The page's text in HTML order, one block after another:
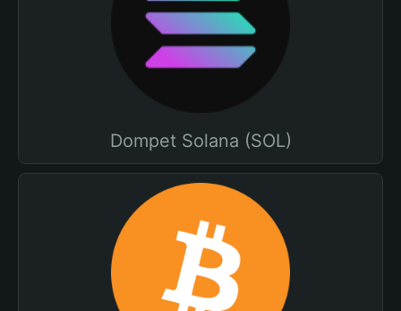
Dompet Solana (SOL)